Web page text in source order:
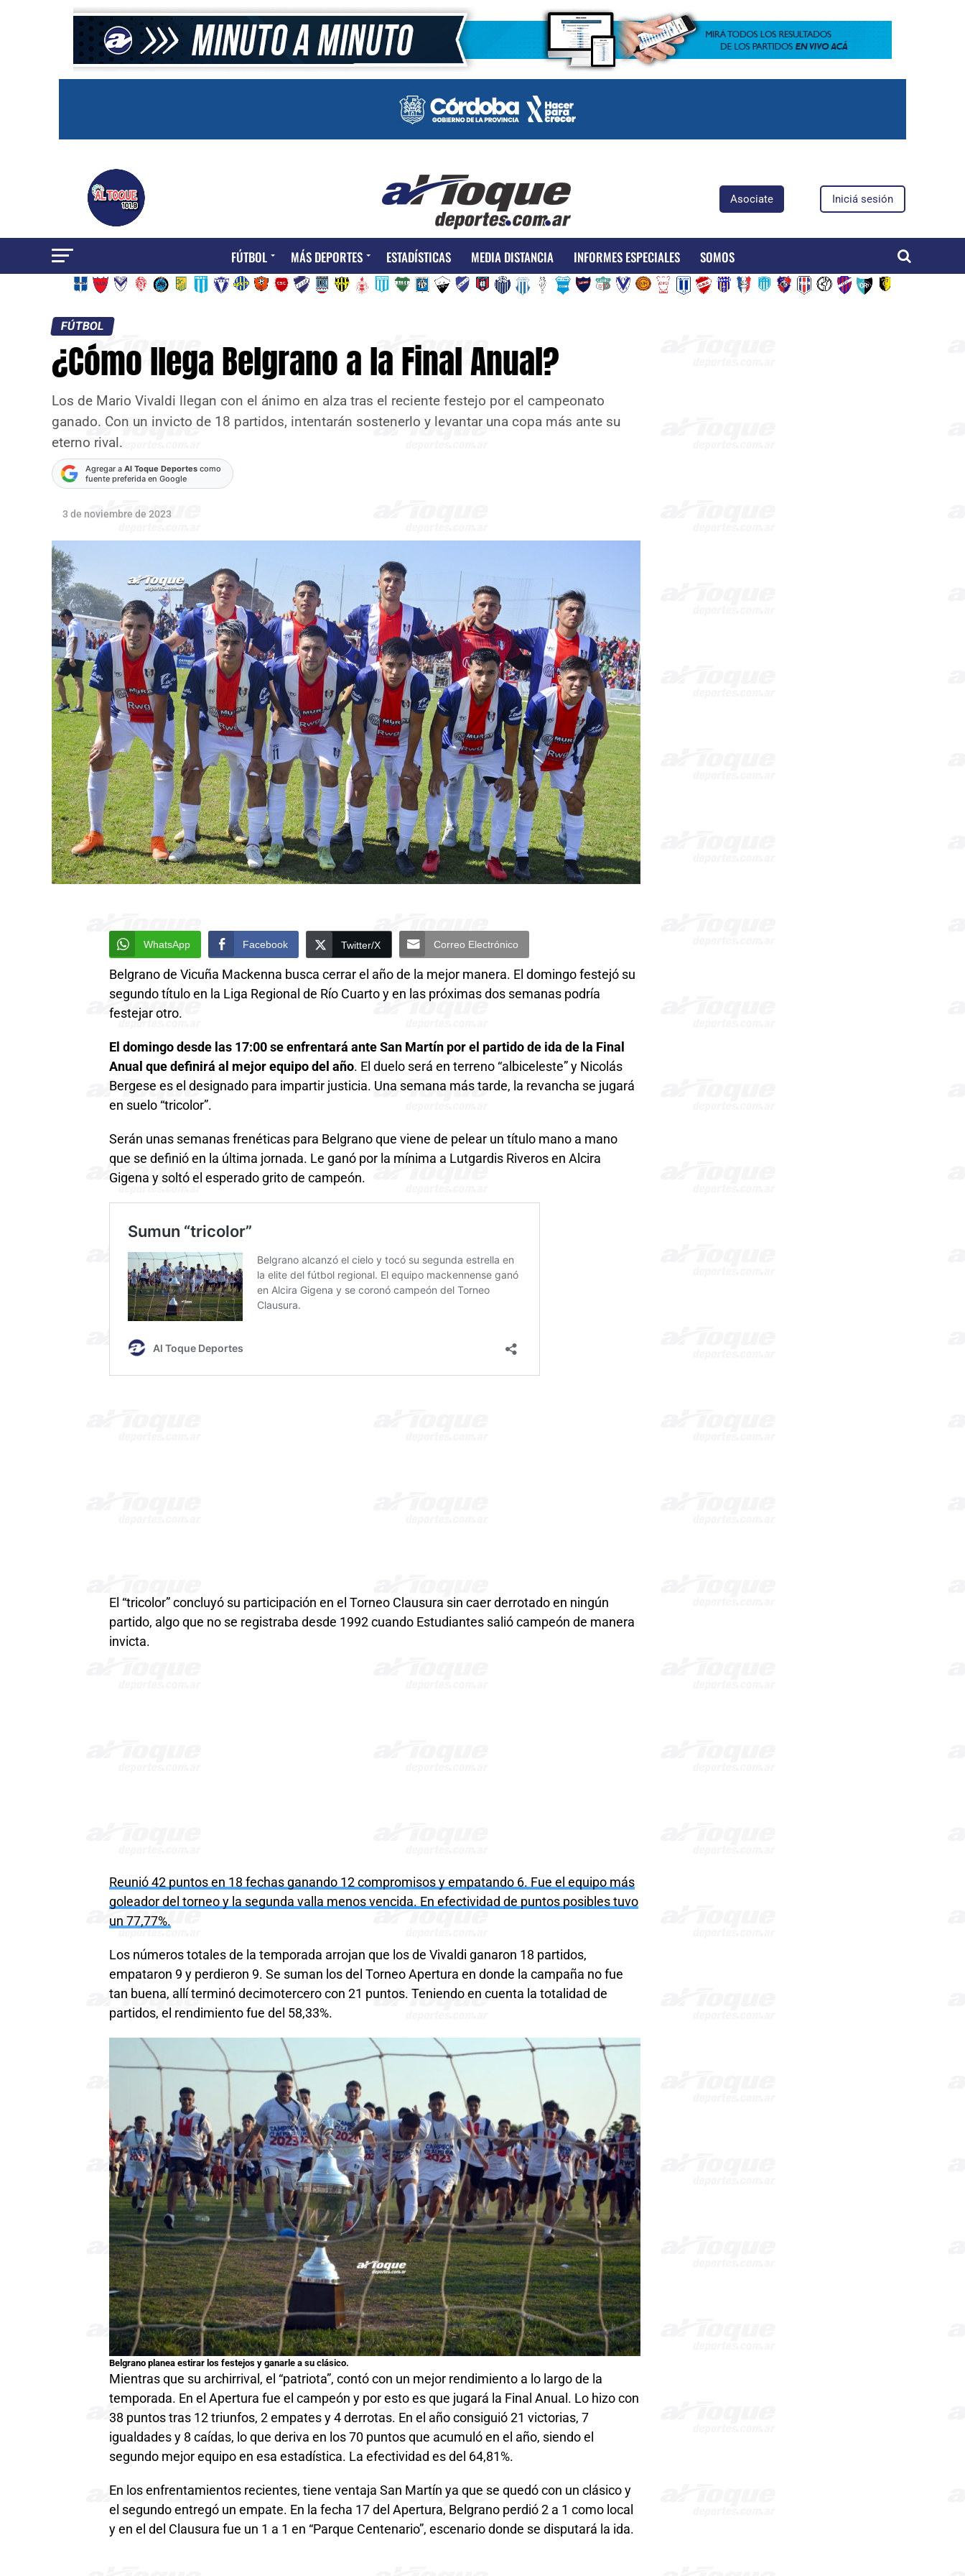
Asociate Iniciá sesión
FÚTBOL MÁS DEPORTES ESTADÍSTICAS MEDIA DISTANCIA INFORMES ESPECIALES SOMOS
FÚTBOL
¿Cómo llega Belgrano a la Final Anual?
Los de Mario Vivaldi llegan con el ánimo en alza tras el reciente festejo por el campeonato
ganado. Con un invicto de 18 partidos, intentarán sostenerlo y levantar una copa más ante su
eterno rival.
Agregar a Al Toque Deportes como
fuente preferida en Google
3 de noviembre de 2023
WhatsApp Facebook Twitter/X Correo Electrónico
Belgrano de Vicuña Mackenna busca cerrar el año de la mejor manera. El domingo festejó su
segundo título en la Liga Regional de Río Cuarto y en las próximas dos semanas podría
festejar otro.
El domingo desde las 17:00 se enfrentará ante San Martín por el partido de ida de la Final
Anual que definirá al mejor equipo del año. El duelo será en terreno “albiceleste” y Nicolás
Bergese es el designado para impartir justicia. Una semana más tarde, la revancha se jugará
en suelo “tricolor”.
Serán unas semanas frenéticas para Belgrano que viene de pelear un título mano a mano
que se definió en la última jornada. Le ganó por la mínima a Lutgardis Riveros en Alcira
Gigena y soltó el esperado grito de campeón.
El “tricolor” concluyó su participación en el Torneo Clausura sin caer derrotado en ningún
partido, algo que no se registraba desde 1992 cuando Estudiantes salió campeón de manera
invicta.
Reunió 42 puntos en 18 fechas ganando 12 compromisos y empatando 6. Fue el equipo más
goleador del torneo y la segunda valla menos vencida. En efectividad de puntos posibles tuvo
un 77,77%.
Los números totales de la temporada arrojan que los de Vivaldi ganaron 18 partidos,
empataron 9 y perdieron 9. Se suman los del Torneo Apertura en donde la campaña no fue
tan buena, allí terminó decimotercero con 21 puntos. Teniendo en cuenta la totalidad de
partidos, el rendimiento fue del 58,33%.
Belgrano planea estirar los festejos y ganarle a su clásico.
Mientras que su archirrival, el “patriota”, contó con un mejor rendimiento a lo largo de la
temporada. En el Apertura fue el campeón y por esto es que jugará la Final Anual. Lo hizo con
38 puntos tras 12 triunfos, 2 empates y 4 derrotas. En el año consiguió 21 victorias, 7
igualdades y 8 caídas, lo que deriva en los 70 puntos que acumuló en el año, siendo el
segundo mejor equipo en esa estadística. La efectividad es del 64,81%.
En los enfrentamientos recientes, tiene ventaja San Martín ya que se quedó con un clásico y
el segundo entregó un empate. En la fecha 17 del Apertura, Belgrano perdió 2 a 1 como local
y en el del Clausura fue un 1 a 1 en “Parque Centenario”, escenario donde se disputará la ida.